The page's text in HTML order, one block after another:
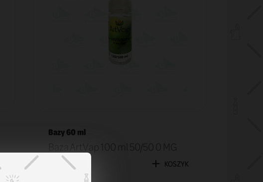
Bazy 60 ml
Baza ArtVap 100 ml 50/50 0 MG
29,90 zł KOSZYK